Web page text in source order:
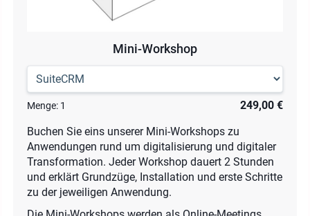
Mini-Workshop
Menge: 1
249,00 €
Buchen Sie eins unserer Mini-Workshops zu
Anwendungen rund um digitalisierung und digitaler
Transformation. Jeder Workshop dauert 2 Stunden
und erklärt Grundzüge, Installation und erste Schritte
zu der jeweiligen Anwendung.